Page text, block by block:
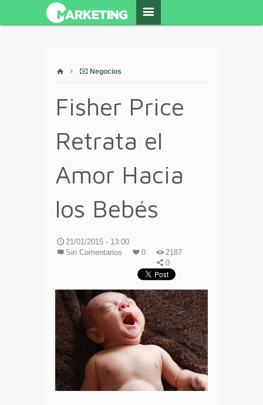
Negocios
Fisher Price
Retrata el
Amor Hacia
los Bebés
21/01/2015 - 13:00
Sin Comentarios
0
2187
0